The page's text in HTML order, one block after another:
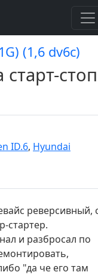
(1,6 dv6c)
стоп
ID.6, Hyundai
реверсивный,
стартер.
и разбросал по
"да че его там